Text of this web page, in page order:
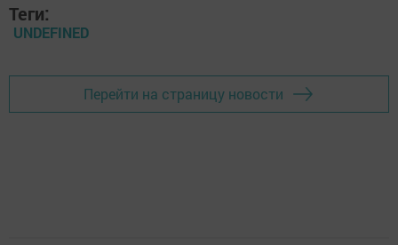
Теги:
UNDEFINED
Перейти на страницу новости